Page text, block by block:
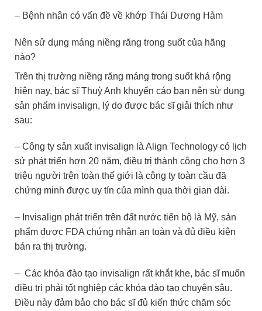
– Bệnh nhân có vấn đề về khớp Thái Dương Hàm
Nên sử dụng máng niềng răng trong suốt của hãng
nào?
Trên thị trường niềng răng máng trong suốt khá rộng
hiện nay, bác sĩ Thuỳ Anh khuyến cáo bạn nên sử dụng
sản phẩm invisalign, lý do được bác sĩ giải thích như
sau:
– Công ty sản xuất invisalign là Align Technology có lịch
sử phát triển hơn 20 năm, điều trị thành công cho hơn 3
triệu người trên toàn thế giới là công ty toàn cầu đã
chứng minh được uy tín của mình qua thời gian dài.
– Invisalign phát triển trên đất nước tiến bộ là Mỹ, sản
phẩm được FDA chứng nhận an toàn và đủ điều kiện
bán ra thị trường.
– Các khóa đào tạo invisalign rất khắt khe, bác sĩ muốn
điều trị phải tốt nghiệp các khóa đào tạo chuyên sâu.
Điều này đảm bảo cho bác sĩ đủ kiến thức chăm sóc